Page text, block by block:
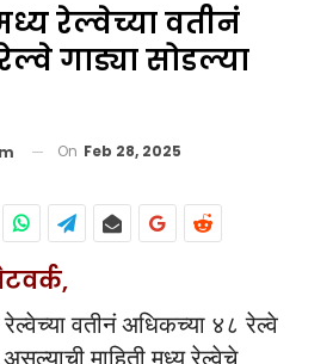
रेल्वेच्या वतीनं
गाड्या सोडल्या
On Feb 28, 2025
रेल्वेच्या वतीनं अधिकच्या ४८ रेल्वे
माहिती मध्य रेल्वेचे